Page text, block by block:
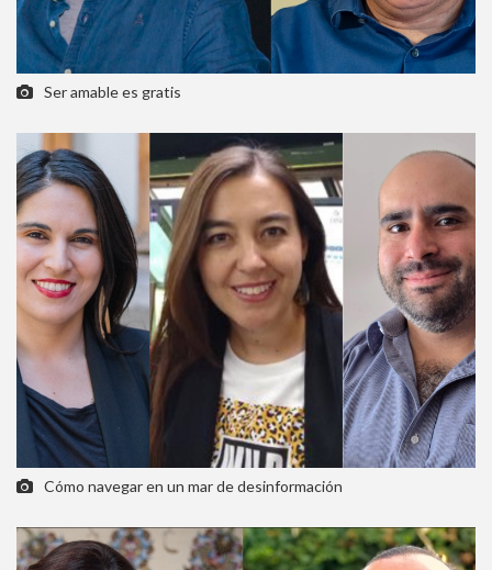
Ser amable es gratis
Cómo navegar en un mar de desinformación